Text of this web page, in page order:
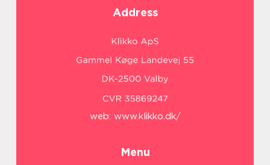
Address
web: www.klikko.dk/
Menu